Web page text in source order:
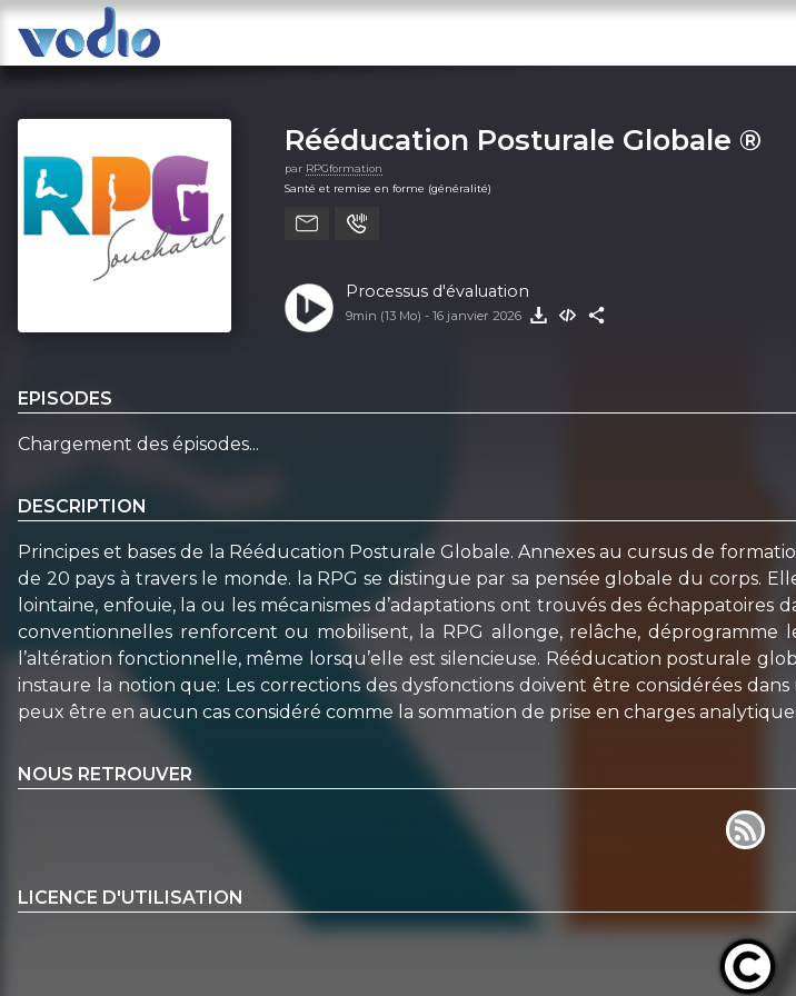
Rééducation Posturale Globale ®
par RPGformation
Santé et remise en forme (généralité)
Processus d'évaluation
9min (13 Mo) - 16 janvier 2026
EPISODES
Chargement des épisodes...
DESCRIPTION
Principes et bases de la Rééducation Posturale Globale. Annexes au cursus de
de 20 pays à travers le monde. la RPG se distingue par sa pensée globale du corps.
lointaine, enfouie, la ou les mécanismes d’adaptations ont trouvés des
conventionnelles renforcent ou mobilisent, la RPG allonge, relâche,
l’altération fonctionnelle, même lorsqu’elle est silencieuse. Rééducation posturale
instaure la notion que: Les corrections des dysfonctions doivent être considérées
peux être en aucun cas considéré comme la sommation de prise en charges
NOUS RETROUVER
LICENCE D'UTILISATION